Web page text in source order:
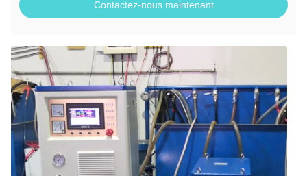
Contactez-nous maintenant